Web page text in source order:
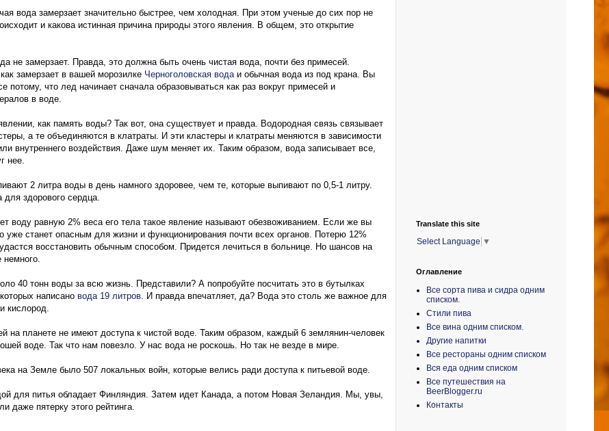
вода замерзает значительно быстрее, чем холодная. При этом ученые до сих пор не
и какова истинная причина природы этого явления. В общем, это открытие
не замерзает. Правда, это должна быть очень чистая вода, почти без примесей.
замерзает в вашей морозилке Черноголовская вода и обычная вода из под крана. Вы
потому, что лед начинает сначала образовываться как раз вокруг примесей и
в воде.
как память воды? Так вот, она существует и правда. Водородная связь связывает
а те объединяются в клатраты. И эти кластеры и клатраты меняются в зависимости
внутреннего воздействия. Даже шум меняет их. Таким образом, вода записывает все,
нее.
2 литра воды в день намного здоровее, чем те, которые выпивают по 0,5-1 литру.
здорового сердца.
воду равную 2% веса его тела такое явление называют обезвоживанием. Если же вы
уже станет опасным для жизни и функционирования почти всех органов. Потерю 12%
восстановить обычным способом. Придется лечиться в больнице. Но шансов на
40 тонн воды за всю жизнь. Представили? А попробуйте посчитать это в бутылках
написано вода 19 литров . И правда впечатляет, да? Вода это столь же важное для
кислород.
на планете не имеют доступа к чистой воде. Таким образом, каждый 6 землянин-человек
воде. Так что нам повезло. У нас вода не роскошь. Но так не везде в мире.
на Земле было 507 локальных войн, которые велись ради доступа к питьевой воде.
для питья обладает Финляндия. Затем идет Канада, а потом Новая Зеландия. Мы, увы,
даже пятерку этого рейтинга.
Translate this site
Select Language ▼
Оглавление
Все сорта пива и сидра одним
списком.
Стили пива
Все вина одним списком.
Другие напитки
Все рестораны одним списком
Вся еда одним списком
Все путешествия на
BeerBlogger.ru
Контакты